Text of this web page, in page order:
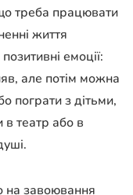
треба працювати
життя
емоції:
але потім можна
пограти з дітьми,
в театр або в
на завоювання